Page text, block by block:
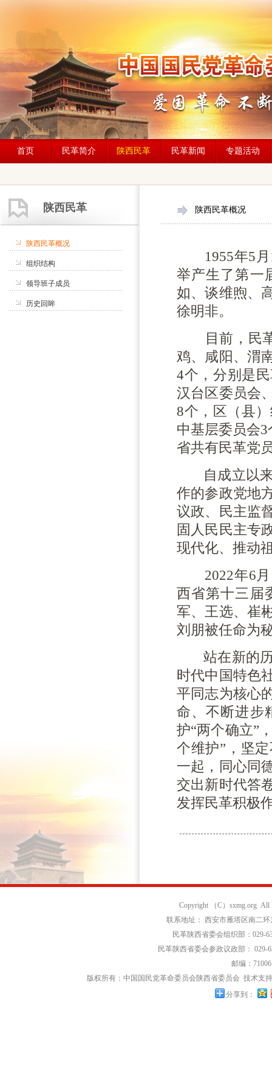
首页 民革简介 陕西民革 民革新闻 专题活动
陕西民革
陕西民革概况
组织结构
领导班子成员
历史回眸
陕西民革概况
1955年5月
举产生了第一
如、谈维煦、
徐明非。
目前，民革
鸡、咸阳、渭
4个，分别是
汉台区委员会
8个，区（县
中基层委员会
省共有民革党
自成立以来
作的参政党地
议政、民主监
固人民民主专
现代化、推动
2022年6月
西省第十三届
军、王选、崔
刘朋被任命为
站在新的历
时代中国特色
平同志为核心
命、不断进步
护“两个确立”
个维护”，坚
一起，同心同
交出新时代答
发挥民革积极
Copyright （C）sxmg.org All
联系地址： 西安市雁塔区南二
民革陕西省委会组织部：029-
民革陕西省委会参政议政部： 029-
邮编：
版权所有：中国国民党革命委员会陕西省委员会 技术支
分享到：